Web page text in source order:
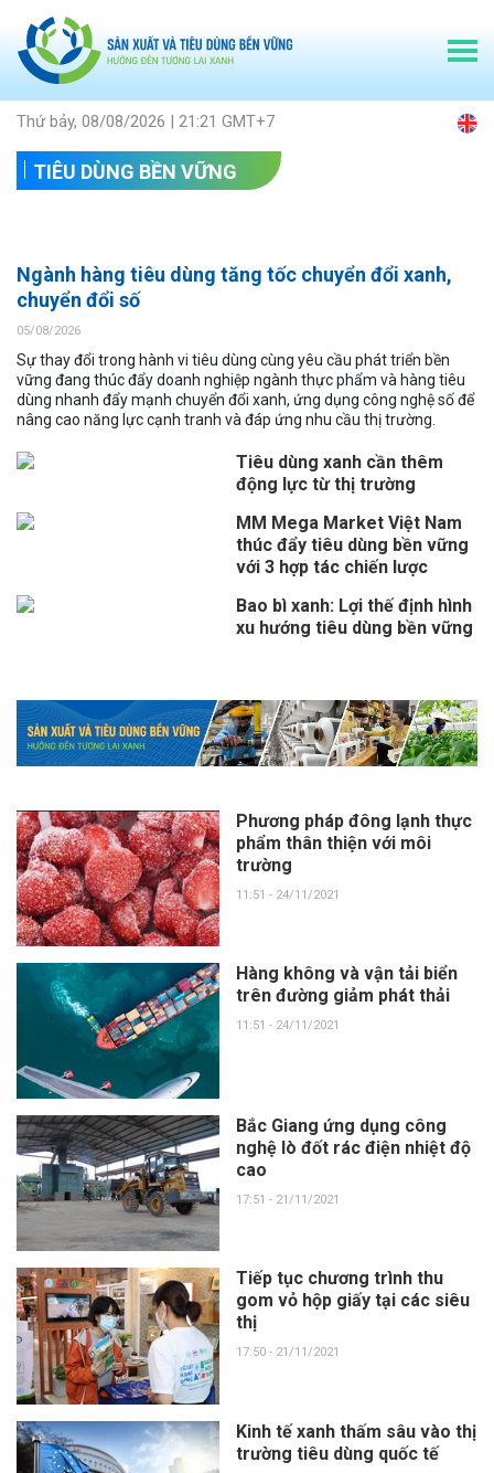
Thứ bảy, 08/08/2026 | 21:21 GMT+7
TIÊU DÙNG BỀN VỮNG
Ngành hàng tiêu dùng tăng tốc chuyển đổi xanh,
chuyển đổi số
05/08/2026
Sự thay đổi trong hành vi tiêu dùng cùng yêu cầu phát triển bền
vững đang thúc đẩy doanh nghiệp ngành thực phẩm và hàng tiêu
dùng nhanh đẩy mạnh chuyển đổi xanh, ứng dụng công nghệ số để
nâng cao năng lực cạnh tranh và đáp ứng nhu cầu thị trường.
Tiêu dùng xanh cần thêm
động lực từ thị trường
MM Mega Market Việt Nam
thúc đẩy tiêu dùng bền vững
với 3 hợp tác chiến lược
Bao bì xanh: Lợi thế định hình
xu hướng tiêu dùng bền vững
Phương pháp đông lạnh thực
phẩm thân thiện với môi
trường
11:51 - 24/11/2021
Hàng không và vận tải biển
trên đường giảm phát thải
11:51 - 24/11/2021
Bắc Giang ứng dụng công
nghệ lò đốt rác điện nhiệt độ
cao
17:51 - 21/11/2021
Tiếp tục chương trình thu
gom vỏ hộp giấy tại các siêu
thị
17:50 - 21/11/2021
Kinh tế xanh thấm sâu vào thị
trường tiêu dùng quốc tế